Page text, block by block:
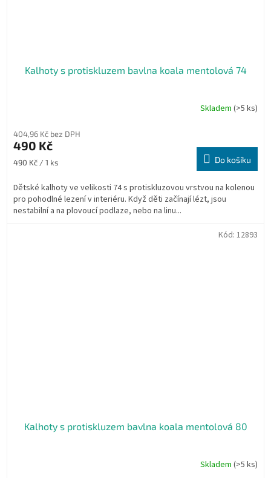
Kalhoty s protiskluzem bavlna koala mentolová 74
produktu
je
z
hvězdiček.
Skladem(>5 ks)
404,96 Kč bez DPH
490 Kč
Měrná
490 Kč / 1 ks Do košíku
Dětské kalhoty ve velikosti 74 s protiskluzovou vrstvou na kolenou
pro pohodlné lezení v interiéru. Když děti začínají lézt, jsou
nestabilní a na plovoucí podlaze, nebo na linu...
Kalhoty s protiskluzem bavlna koala mentolová 80
Skladem (>5 ks)
Kód: 12893